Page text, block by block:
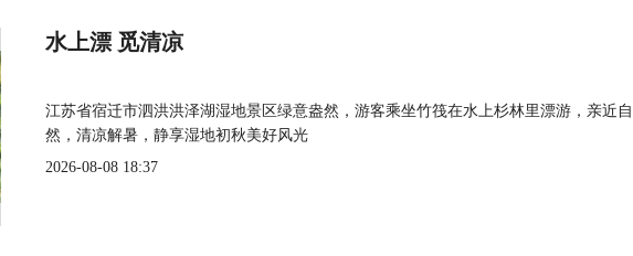
水上漂 觅清凉
江苏省宿迁市泗洪洪泽湖湿地景区绿意盎然，游客乘坐竹筏在水上杉林里漂游，亲近自
然，清凉解暑，静享湿地初秋美好风光
2026-08-08 18:37